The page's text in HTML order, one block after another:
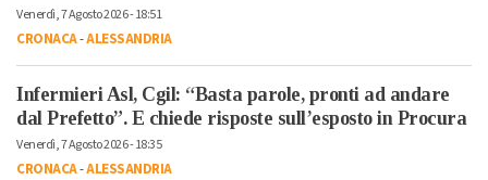
Venerdì, 7 Agosto 2026 - 18:51
CRONACA-ALESSANDRIA
Infermieri Asl, Cgil: “Basta parole, pronti ad andare
dal Prefetto”. E chiede risposte sull’esposto in Procura
Venerdì, 7 Agosto 2026 - 18:35
CRONACA-ALESSANDRIA